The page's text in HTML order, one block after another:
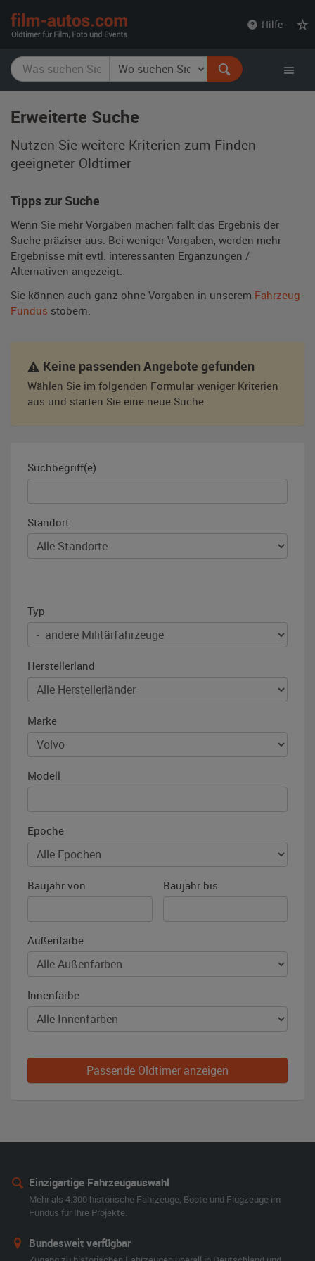
Hilfe
Erweiterte Suche
Nutzen Sie weitere Kriterien zum Finden
geeigneter Oldtimer
Tipps zur Suche
Wenn Sie mehr Vorgaben machen fällt das Ergebnis der
Suche präziser aus. Bei weniger Vorgaben, werden mehr
Ergebnisse mit evtl. interessanten Ergänzungen /
Alternativen angezeigt.
Sie können auch ganz ohne Vorgaben in unserem Fahrzeug-
Fundus stöbern.
Keine passenden Angebote gefunden
Wählen Sie im folgenden Formular weniger Kriterien
aus und starten Sie eine neue Suche.
Suchbegriff(e)
Standort
Typ
Herstellerland
Marke
Modell
Epoche
Baujahr von Baujahr bis
Außenfarbe
Innenfarbe
Passende Oldtimer anzeigen
Einzigartige Fahrzeugauswahl
Mehr als 4.300 historische Fahrzeuge, Boote und Flugzeuge im
Fundus für Ihre Projekte.
Bundesweit verfügbar